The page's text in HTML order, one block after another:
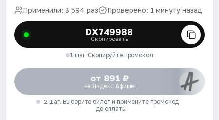
Применили: 8 594 раз Проверено: 1 минуту назад
DX749988
Скопировать
1 шаг. Скопируйте промокод
от 891 ₽
на Яндекс Афише
2 шаг. Выберите билет и примените промокод
до оплаты